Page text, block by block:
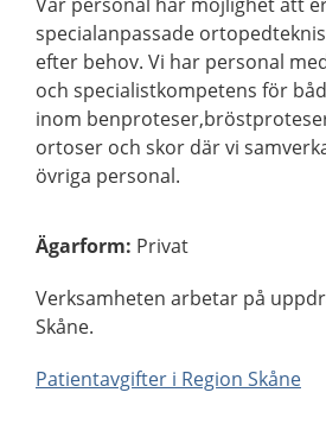
specialanpassade
efter behov. Vi har personal
och specialistkompetens för
inom
ortoser och skor där vi
övriga personal.
Ägarform: Privat
Verksamheten arbetar på
Skåne.
Patientavgifter i Region Skåne